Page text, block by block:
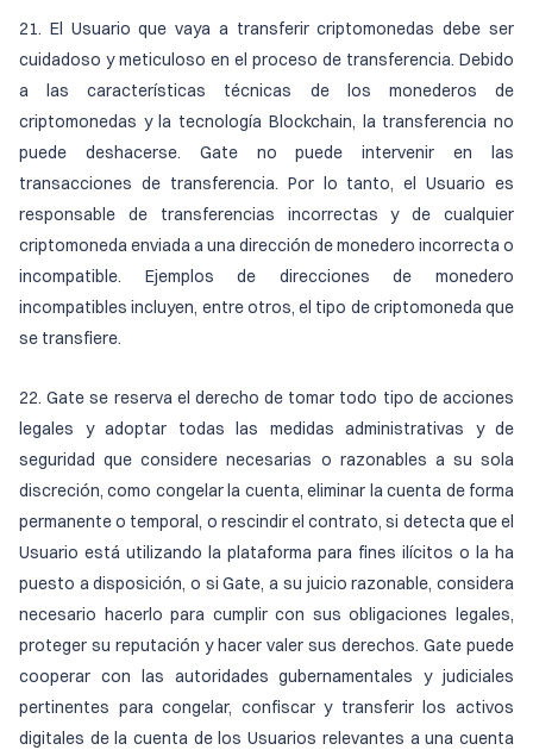
21. El Usuario que vaya a transferir criptomonedas debe ser
cuidadoso y meticuloso en el proceso de transferencia. Debido
a las características técnicas de los monederos de
criptomonedas y la tecnología Blockchain, la transferencia no
puede deshacerse. Gate no puede intervenir en las
transacciones de transferencia. Por lo tanto, el Usuario es
responsable de transferencias incorrectas y de cualquier
criptomoneda enviada a una dirección de monedero incorrecta o
incompatible. Ejemplos de direcciones de monedero
incompatibles incluyen, entre otros, el tipo de criptomoneda que
se transfiere.
22. Gate se reserva el derecho de tomar todo tipo de acciones
legales y adoptar todas las medidas administrativas y de
seguridad que considere necesarias o razonables a su sola
discreción, como congelar la cuenta, eliminar la cuenta de forma
permanente o temporal, o rescindir el contrato, si detecta que el
Usuario está utilizando la plataforma para fines ilícitos o la ha
puesto a disposición, o si Gate, a su juicio razonable, considera
necesario hacerlo para cumplir con sus obligaciones legales,
proteger su reputación y hacer valer sus derechos. Gate puede
cooperar con las autoridades gubernamentales y judiciales
pertinentes para congelar, confiscar y transferir los activos
digitales de la cuenta de los Usuarios relevantes a una cuenta